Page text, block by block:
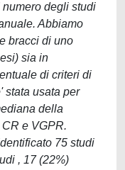
degli studi
Abbiamo
bracci di uno
sia in
di criteri di
stata usata per
della
e VGPR.
75 studi
, 17 (22%)